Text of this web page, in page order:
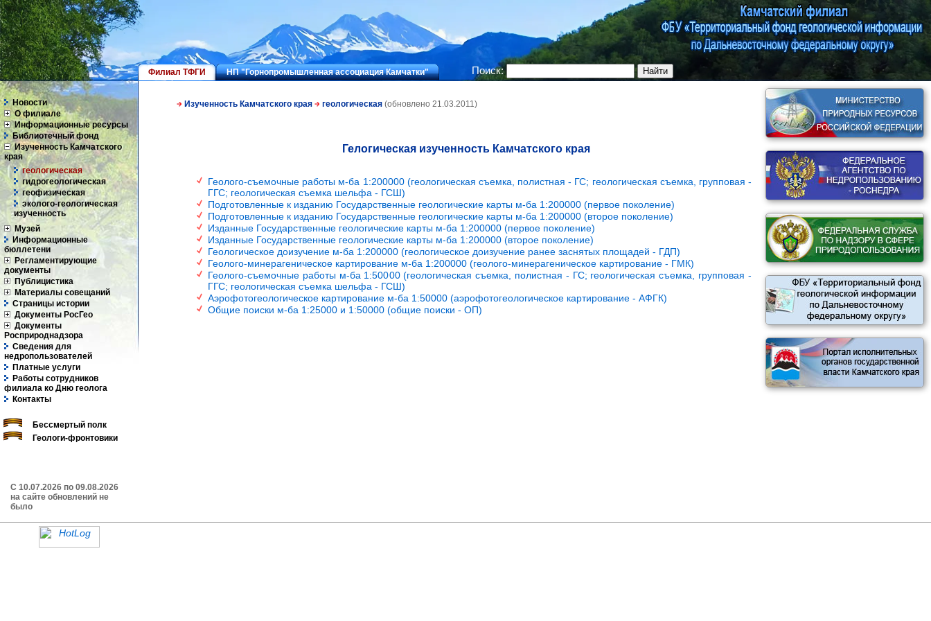
Филиал ТФГИ НП "Горнопромышленная ассоциация Камчатки" Поиск:
Новости
О филиале
Информационные ресурсы
Библиотечный фонд
Изученность Камчатского
края
геологическая
гидрогеологическая
геофизическая
эколого-геологическая
изученность
Музей
Информационные
бюллетени
Регламентирующие
документы
Публицистика
Материалы совещаний
Страницы истории
Документы РосГео
Документы
Росприроднадзора
Сведения для
недропользователей
Платные услуги
Работы сотрудников
филиала ко Дню геолога
Контакты
Бессмертый полк
Геологи-фронтовики
C 10.07.2026 по 09.08.2026
на сайте обновлений не
было
Изученность Камчатского края геологическая (обновлено 21.03.2011)
Гелогическая изученность Камчатского края
Геолого-съемочные работы м-ба 1:200000 (геологическая съемка, полистная - ГС; геологическая съемка, групповая -
ГГС; геологическая съемка шельфа - ГСШ)
Подготовленные к изданию Государственные геологические карты м-ба 1:200000 (первое поколение)
Подготовленные к изданию Государственные геологические карты м-ба 1:200000 (второе поколение)
Изданные Государственные геологические карты м-ба 1:200000 (первое поколение)
Изданные Государственные геологические карты м-ба 1:200000 (второе поколение)
Геологическое доизучение м-ба 1:200000 (геологическое доизучение ранее заснятых площадей - ГДП)
Геолого-минерагеническое картирование м-ба 1:200000 (геолого-минерагеническое картирование - ГМК)
Геолого-съемочные работы м-ба 1:50000 (геологическая съемка, полистная - ГС; геологическая съемка, групповая -
ГГС; геологическая съемка шельфа - ГСШ)
Аэрофотогеологическое картирование м-ба 1:50000 (аэрофотогеологическое картирование - АФГК)
Общие поиски м-ба 1:25000 и 1:50000 (общие поиски - ОП)